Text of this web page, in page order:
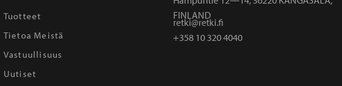
Tuotteet
Tietoa Meistä
Vastuullisuus
Uutiset
FINLAND
retki@retki.fi
+358 10 320 4040